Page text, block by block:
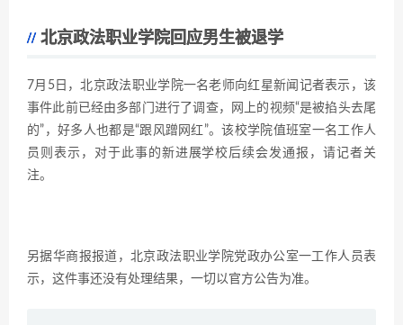
北京政法职业学院回应男生被退学
7月5日，北京政法职业学院一名老师向红星新闻记者表示，该
事件此前已经由多部门进行了调查，网上的视频“是被掐头去尾
的”，好多人也都是“跟风蹭网红”。该校学院值班室一名工作人
员则表示，对于此事的新进展学校后续会发通报，请记者关
注。
另据华商报报道，北京政法职业学院党政办公室一工作人员表
示，这件事还没有处理结果，一切以官方公告为准。